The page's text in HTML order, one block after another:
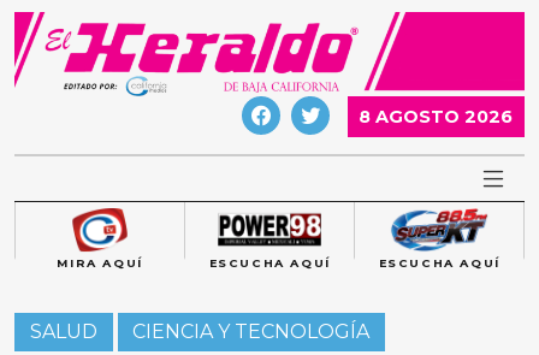
Skip
content
8 AGOSTO 2026
MIRA AQUÍ ESCUCHA AQUÍ ESCUCHA AQUÍ
SALUD CIENCIA Y TECNOLOGÍA